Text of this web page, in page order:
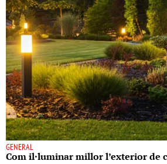
GENERAL
Com il·luminar millor l’exterior de